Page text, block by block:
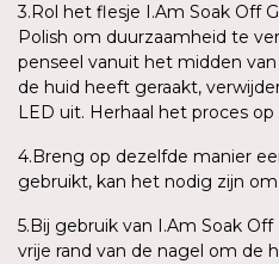
3.Rol het flesje I.Am Soak Off
Polish om duurzaamheid te
penseel vanuit het midden
de huid heeft geraakt,
LED uit. Herhaal het proces
4.Breng op dezelfde manier
gebruikt, kan het nodig zijn
5.Bij gebruik van I.Am Soak
vrije rand van de nagel om de